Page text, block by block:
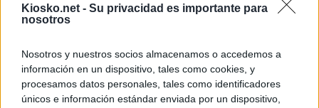
Kiosko.net - Su privacidad es importante para
nosotros
Nosotros y nuestros socios almacenamos o accedemos a
información en un dispositivo, tales como cookies, y
procesamos datos personales, tales como identificadores
únicos e información estándar enviada por un dispositivo,